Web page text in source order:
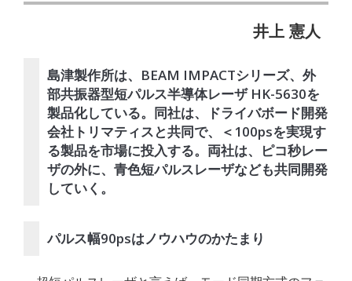
井上 憲人
島津製作所は、BEAM IMPACTシリーズ、外
部共振器型短パルス半導体レーザ HK-5630を
製品化している。同社は、ドライバボード開発
会社トリマティスと共同で、＜100psを実現す
る製品を市場に投入する。両社は、ピコ秒レー
ザの外に、青色短パルスレーザなども共同開発
していく。
パルス幅90psはノウハウのかたまり